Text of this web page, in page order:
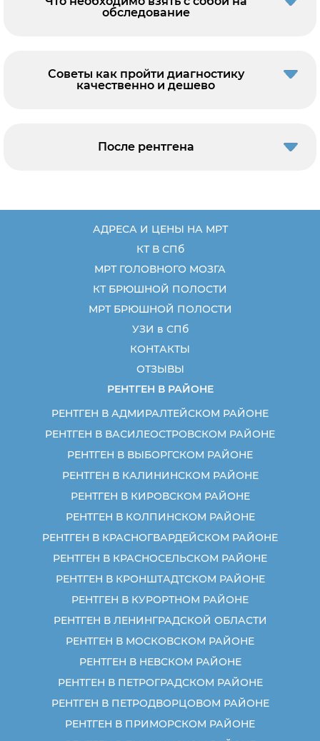
обследование
Советы как пройти диагностику
качественно и дешево
После рентгена
АДРЕСА И ЦЕНЫ НА МРТ
КТ В СПб
МРТ ГОЛОВНОГО МОЗГА
КТ БРЮШНОЙ ПОЛОСТИ
МРТ БРЮШНОЙ ПОЛОСТИ
УЗИ в СПб
КОНТАКТЫ
ОТЗЫВЫ
РЕНТГЕН В РАЙОНЕ
РЕНТГЕН В АДМИРАЛТЕЙСКОМ РАЙОНЕ
РЕНТГЕН В ВАСИЛЕОСТРОВСКОМ РАЙОНЕ
РЕНТГЕН В ВЫБОРГСКОМ РАЙОНЕ
РЕНТГЕН В КАЛИНИНСКОМ РАЙОНЕ
РЕНТГЕН В КИРОВСКОМ РАЙОНЕ
РЕНТГЕН В КОЛПИНСКОМ РАЙОНЕ
РЕНТГЕН В КРАСНОГВАРДЕЙСКОМ РАЙОНЕ
РЕНТГЕН В КРАСНОСЕЛЬСКОМ РАЙОНЕ
РЕНТГЕН В КРОНШТАДТСКОМ РАЙОНЕ
РЕНТГЕН В КУРОРТНОМ РАЙОНЕ
РЕНТГЕН В ЛЕНИНГРАДСКОЙ ОБЛАСТИ
РЕНТГЕН В МОСКОВСКОМ РАЙОНЕ
РЕНТГЕН В НЕВСКОМ РАЙОНЕ
РЕНТГЕН В ПЕТРОГРАДСКОМ РАЙОНЕ
РЕНТГЕН В ПЕТРОДВОРЦОВОМ РАЙОНЕ
РЕНТГЕН В ПРИМОРСКОМ РАЙОНЕ